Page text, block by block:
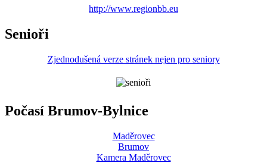
http://www.regionbb.eu
Senioři
Zjednodušená verze stránek nejen pro seniory
Počasí Brumov-Bylnice
Maděrovec
Brumov
Kamera Maděrovec